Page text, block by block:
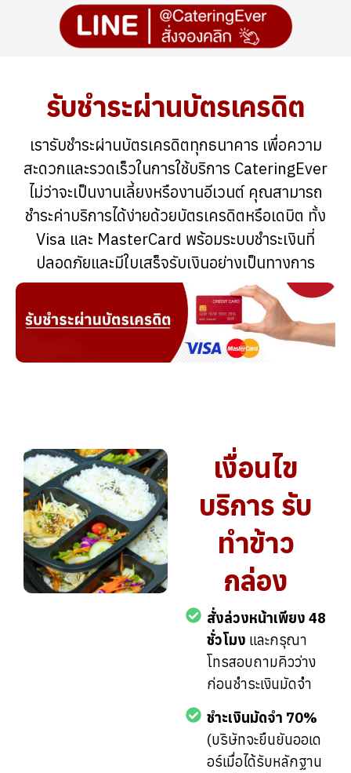
รับชำระผ่านบัตรเครดิต
เรารับชำระผ่านบัตรเครดิตทุกธนาคาร เพื่อความ
สะดวกและรวดเร็วในการใช้บริการ CateringEver
ไม่ว่าจะเป็นงานเลี้ยงหรืองานอีเวนต์ คุณสามารถ
ชำระค่าบริการได้ง่ายด้วยบัตรเครดิตหรือเดบิต ทั้ง
Visa และ MasterCard พร้อมระบบชำระเงินที่
ปลอดภัยและมีใบเสร็จรับเงินอย่างเป็นทางการ
เงื่อนไข
บริการ รับ
ทำข้าว
กล่อง
สั่งล่วงหน้าเพียง 48
ชั่วโมง และกรุณา
โทรสอบถามคิวว่าง
ก่อนชำระเงินมัดจำ
ชำะเงินมัดจำ 70%
(บริษัทจะยืนยันออเด
อร์เมื่อได้รับหลักฐาน